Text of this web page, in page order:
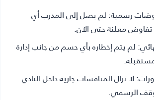
رسمية:لم يصل إلى المدرب أي
معلنة حتى الآن.
لم يتم إخطاره بأي حسم من جانب إدارة
لا تزال المناقشات جارية داخل النادي
الرسمي.